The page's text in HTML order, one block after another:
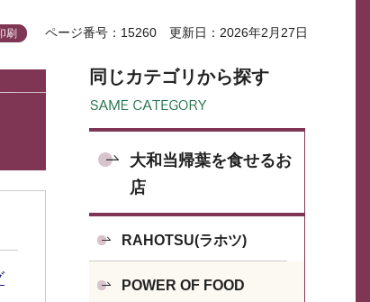
刷 ページ番号：15260 更新日：2026年2月27日
同じカテゴリから探す
大和当帰葉を食せるお
店
RAHOTSU(ラホツ)
POWER OF FOOD